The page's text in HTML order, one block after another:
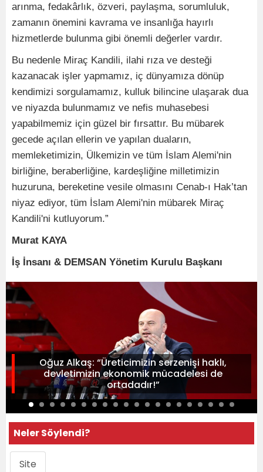
arınma, fedakârlık, özveri, paylaşma, sorumluluk,
zamanın önemini kavrama ve insanlığa hayırlı
hizmetlerde bulunma gibi önemli değerler vardır.
Bu nedenle Miraç Kandili, ilahi rıza ve desteği
kazanacak işler yapmamız, iç dünyamıza dönüp
kendimizi sorgulamamız, kulluk bilincine ulaşarak dua
ve niyazda bulunmamız ve nefis muhasebesi
yapabilmemiz için güzel bir fırsattır. Bu mübarek
gecede açılan ellerin ve yapılan duaların,
memleketimizin, Ülkemizin ve tüm İslam Alemi'nin
birliğine, beraberliğine, kardeşliğine milletimizin
huzuruna, bereketine vesile olmasını Cenab-ı Hak’tan
niyaz ediyor, tüm İslam Alemi'nin mübarek Miraç
Kandili'ni kutluyorum.”
Murat KAYA
İş İnsanı & DEMSAN Yönetim Kurulu Başkanı
Oğuz Alkaş: “Üreticimizin serzenişi haklı,
devletimizin ekonomik mücadelesi de
ortadadır!”
Neler Söylendi?
Site